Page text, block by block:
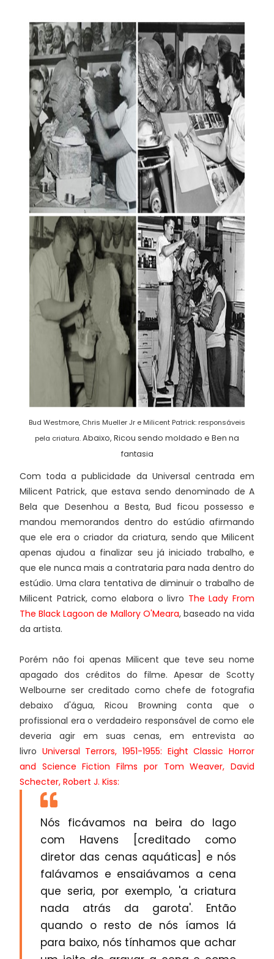
Bud Westmore, Chris Mueller Jr e Milicent Patrick: responsáveis
pela criatura.Abaixo, Ricou sendo moldado e Ben na
fantasia
Com toda a publicidade da Universal centrada em
Milicent Patrick, que estava sendo denominado de A
Bela que Desenhou a Besta, Bud ficou possesso e
mandou memorandos dentro do estúdio afirmando
que ele era o criador da criatura, sendo que Milicent
apenas ajudou a finalizar seu já iniciado trabalho, e
que ele nunca mais a contrataria para nada dentro do
estúdio. Uma clara tentativa de diminuir o trabalho de
Milicent Patrick, como elabora o livro The Lady From
The Black Lagoon de Mallory O'Meara, baseado na vida
da artista.
Porém não foi apenas Milicent que teve seu nome
apagado dos créditos do filme. Apesar de Scotty
Welbourne ser creditado como chefe de fotografia
debaixo d'água, Ricou Browning conta que o
profissional era o verdadeiro responsável de como ele
deveria agir em suas cenas, em entrevista ao
livro Universal Terrors, 1951-1955: Eight Classic Horror
and Science Fiction Films por Tom Weaver, David
Schecter, Robert J. Kiss:
Nós ficávamos na beira do lago
com Havens [creditado como
diretor das cenas aquáticas] e nós
falávamos e ensaiávamos a cena
que seria, por exemplo, 'a criatura
nada atrás da garota'. Então
quando o resto de nós íamos lá
para baixo, nós tínhamos que achar